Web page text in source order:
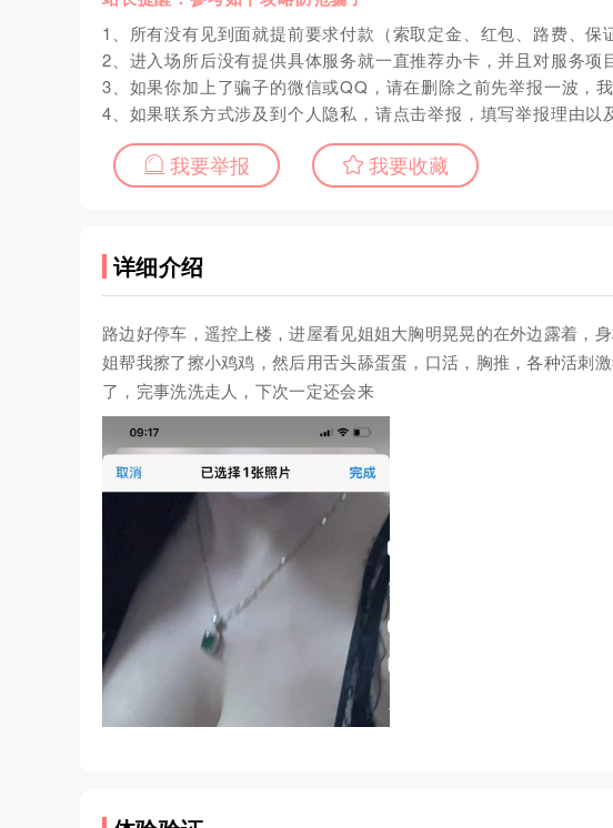
1、所有没有见到面就提前要求付款（索取定金、红包、路费、保
2、进入场所后没有提供具体服务就一直推荐办卡，并且对服务项
3、如果你加上了骗子的微信或QQ，请在删除之前先举报一波，
4、如果联系方式涉及到个人隐私，请点击举报，填写举报理由以
我要举报 我要收藏
详细介绍
路边好停车，遥控上楼，进屋看见姐姐大胸明晃晃的在外边露着，
姐帮我擦了擦小鸡鸡，然后用舌头舔蛋蛋，口活，胸推，各种活刺
了，完事洗洗走人，下次一定还会来